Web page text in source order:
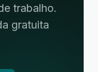
trabalho.
gratuita